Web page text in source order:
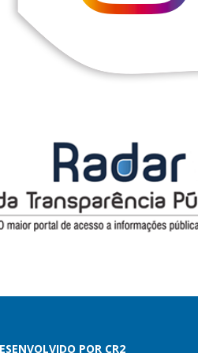
POR CR2